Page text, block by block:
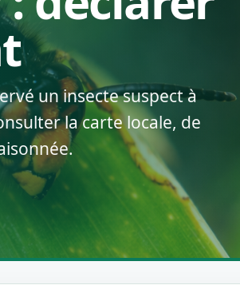
un insecte suspect à
la carte locale, de